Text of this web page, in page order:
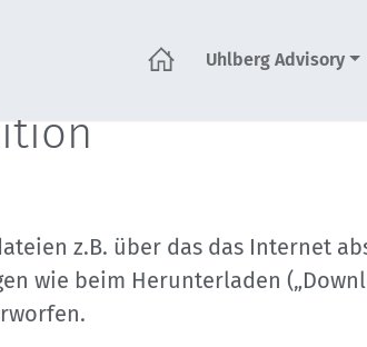
Uhlberg Advisory
z.B. über das das Internet
wie beim Herunterladen